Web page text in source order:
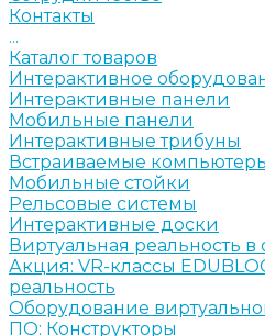
Контакты
...
Каталог товаров
Интерактивное
Интерактивные панели
Мобильные панели
Интерактивные трибуны
Встраиваемые
Мобильные стойки
Рельсовые системы
Интерактивные доски
Виртуальная реальность в
Акция: VR-классы
реальность
Оборудование
ПО: Конструкторы